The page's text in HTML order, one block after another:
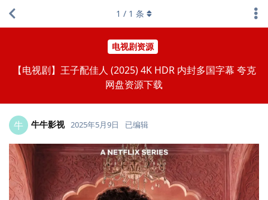
电视剧资源
【电视剧】王子配佳人 (2025) 4K HDR 内封多国字幕 夸克
网盘资源下载
1 / 1 条
牛 牛牛影视 2025年5月9日 已编辑